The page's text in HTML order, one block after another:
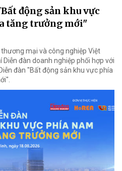
động sản khu vực
tăng trưởng mới"
mại và công nghiệp Việt
Diễn đàn doanh nghiệp phối hợp với
đàn "Bất động sản khu vực phía